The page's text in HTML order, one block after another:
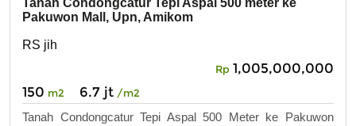
Pakuwon Mall, Upn, Amikom
RS jih
Rp 1,005,000,000
150 m2 6.7 jt /m2
Tanah Condongcatur Tepi Aspal 500 Meter ke Pakuwon